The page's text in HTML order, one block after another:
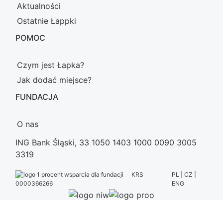
Aktualności
Ostatnie Łappki
POMOC
Czym jest Łapka?
Jak dodać miejsce?
FUNDACJA
O nas
ING Bank Śląski, 33 1050 1403 1000 0090 3005
3319
KRS
0000366266
PL | CZ |
ENG